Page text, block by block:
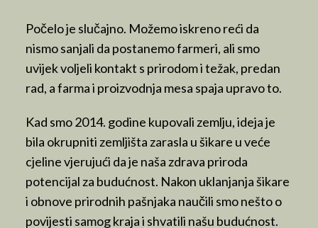
Počelo je slučajno. Možemo iskreno reći da
nismo sanjali da postanemo farmeri, ali smo
uvijek voljeli kontakt s prirodom i težak, predan
rad, a farma i proizvodnja mesa spaja upravo to.
Kad smo 2014. godine kupovali zemlju, ideja je
bila okrupniti zemljišta zarasla u šikare u veće
cjeline vjerujući da je naša zdrava priroda
potencijal za budućnost. Nakon uklanjanja šikare
i obnove prirodnih pašnjaka naučili smo nešto o
povijesti samog kraja i shvatili našu budućnost.